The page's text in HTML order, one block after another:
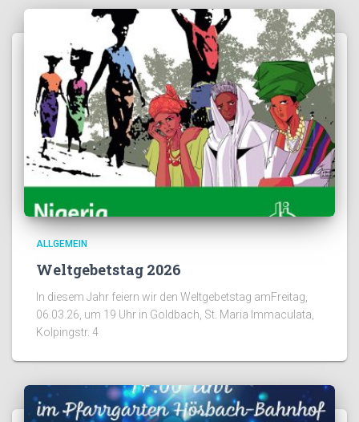
ALLGEMEIN
Weltgebetstag 2026
In diesem Jahr feiern wir den Weltgebetstag amFreitag,
06.03.26, um 19 Uhr in Goldbach, St. Maria Immaculata,
Kolpingstr. 4